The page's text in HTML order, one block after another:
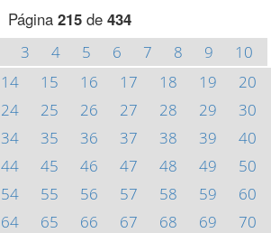
Página 215de 434
3 4 5 6 7 8 9
10
14 15 16 17 18 19
20
24 25 26 27 28 29
30
34 35 36 37 38 39
40
44 45 46 47 48 49
50
54 55 56 57 58 59
60
64 65 66 67 68 69
70